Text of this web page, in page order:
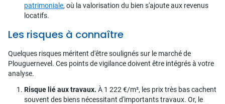
patrimoniale, où la valorisation du bien s'ajoute aux revenus
locatifs.
Les risques à connaître
Quelques risques méritent d'être soulignés sur le marché de
Plouguernevel. Ces points de vigilance doivent être intégrés à votre
analyse.
Risque lié aux travaux. À 1 222 €/m², les prix très bas cachent
souvent des biens nécessitant d'importants travaux. Or, le